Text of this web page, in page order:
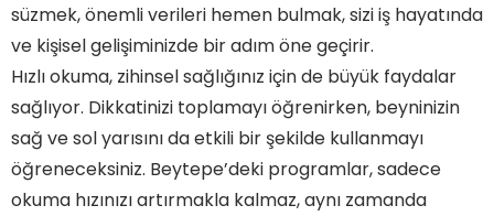
süzmek, önemli verileri hemen bulmak, sizi iş hayatında
ve kişisel gelişiminizde bir adım öne geçirir.
Hızlı okuma, zihinsel sağlığınız için de büyük faydalar
sağlıyor. Dikkatinizi toplamayı öğrenirken, beyninizin
sağ ve sol yarısını da etkili bir şekilde kullanmayı
öğreneceksiniz. Beytepe’deki programlar, sadece
okuma hızınızı artırmakla kalmaz, aynı zamanda